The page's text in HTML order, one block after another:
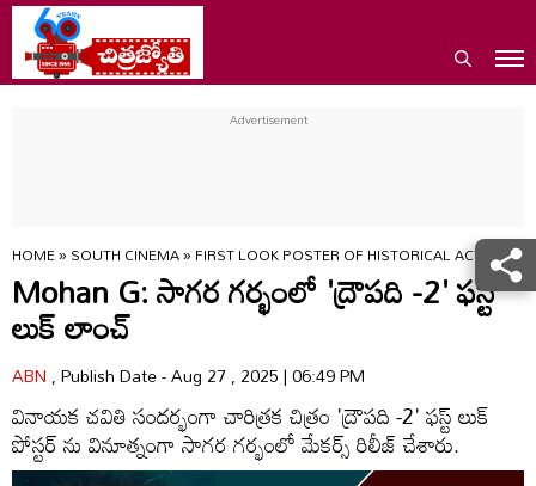
HOME»SOUTH CINEMA»FIRST LOOK POSTER OF HISTORICAL ACTION
Mohan G: సాగర గర్భంలో 'ద్రౌపది -2' ఫస్ట్
లుక్ లాంచ్
ABN, Publish Date - Aug 27 , 2025 | 06:49 PM
వినాయక చవితి సందర్భంగా చారిత్రక చిత్రం 'ద్రౌపది -2' ఫస్ట్ లుక్
పోస్టర్ ను వినూత్నంగా సాగర గర్భంలో మేకర్స్ రిలీజ్ చేశారు.